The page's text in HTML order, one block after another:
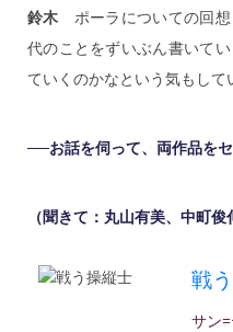
鈴木 ポーラについての回
代のことをずいぶん書いて
ていくのかなという気もして
──お話を伺って、両作品を
（聞きて：丸山有美、中町俊
戦
サン